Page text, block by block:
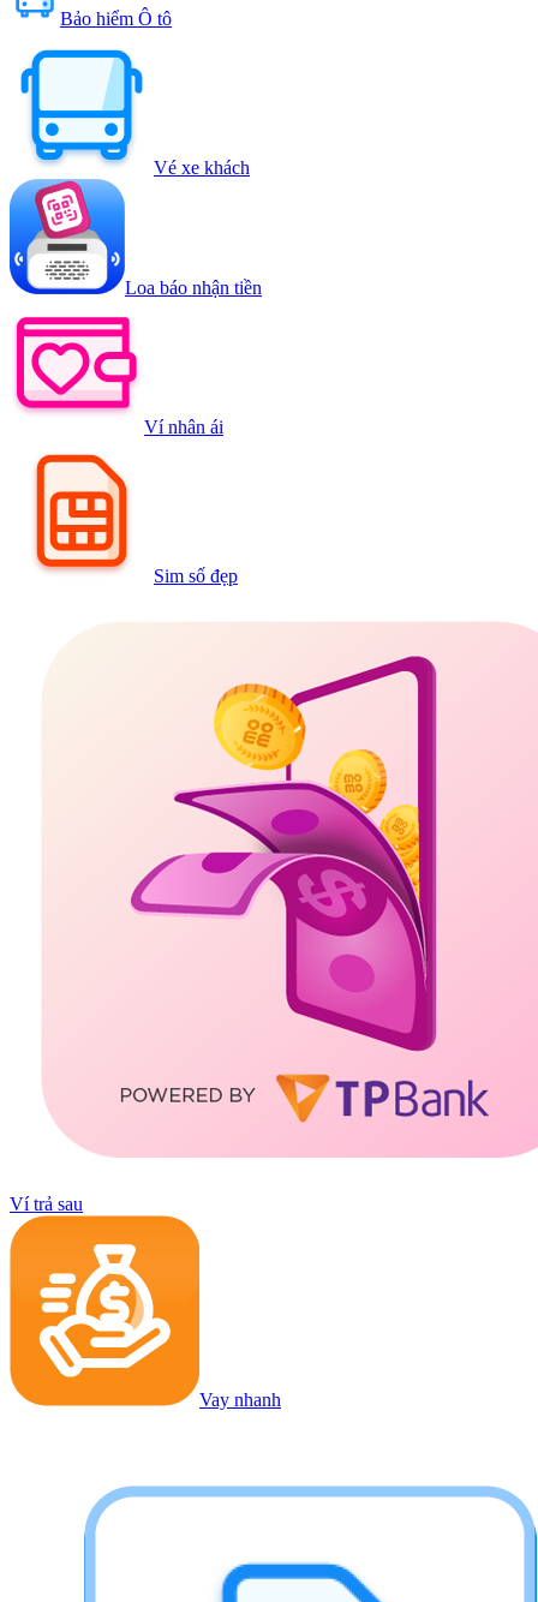
Bảo hiểm Ô tô
Vé xe khách
Loa báo nhận tiền
Ví nhân ái
Sim số đẹp
Ví trả sau
Vay nhanh